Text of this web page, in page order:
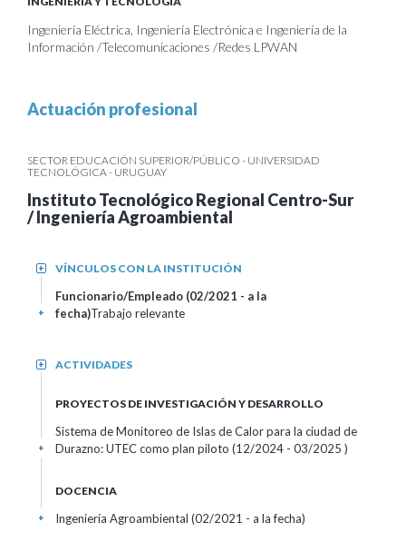
Ingeniería Eléctrica, Ingeniería Electrónica e Ingeniería de la
Información /Telecomunicaciones /Redes LPWAN
Actuación profesional
SECTOR EDUCACIÓN SUPERIOR/PÚBLICO - UNIVERSIDAD
TECNOLÓGICA - URUGUAY
Instituto Tecnológico Regional Centro-Sur
/ Ingeniería Agroambiental
VÍNCULOS CON LA INSTITUCIÓN
+
Funcionario/Empleado (02/2021 - a la
fecha)Trabajo relevante
+
ACTIVIDADES
+
PROYECTOS DE INVESTIGACIÓN Y DESARROLLO
Sistema de Monitoreo de Islas de Calor para la ciudad de
Durazno: UTEC como plan piloto (12/2024 - 03/2025 )
+
DOCENCIA
Ingeniería Agroambiental (02/2021 - a la fecha)
+